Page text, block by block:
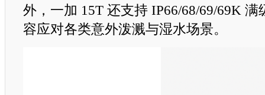
外，一加 15T 还支持 IP66/68/69/69K
容应对各类意外泼溅与湿水场景。